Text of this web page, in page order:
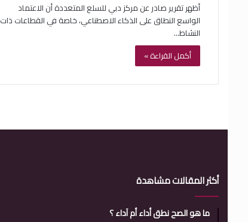
أظهر تقرير صادر عن مركز دبي للسلع المتعددة أن الاعتماد
الواسع النطاق على الذكاء الاصطناعي، خاصة في القطاعات ذات
النشاط…
أكمل القراءة »
أكثر المقالات مشاهدة
ما هو الصح نطق أداء أم آداء ؟